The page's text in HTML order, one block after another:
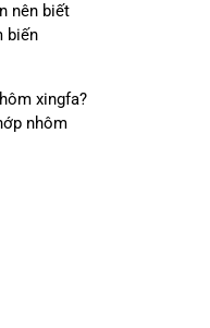
nên biết
biến
xingfa?
nhôm